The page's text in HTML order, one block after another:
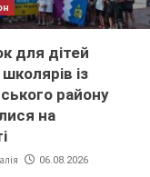
для дітей
із
району
на
06.08.2026